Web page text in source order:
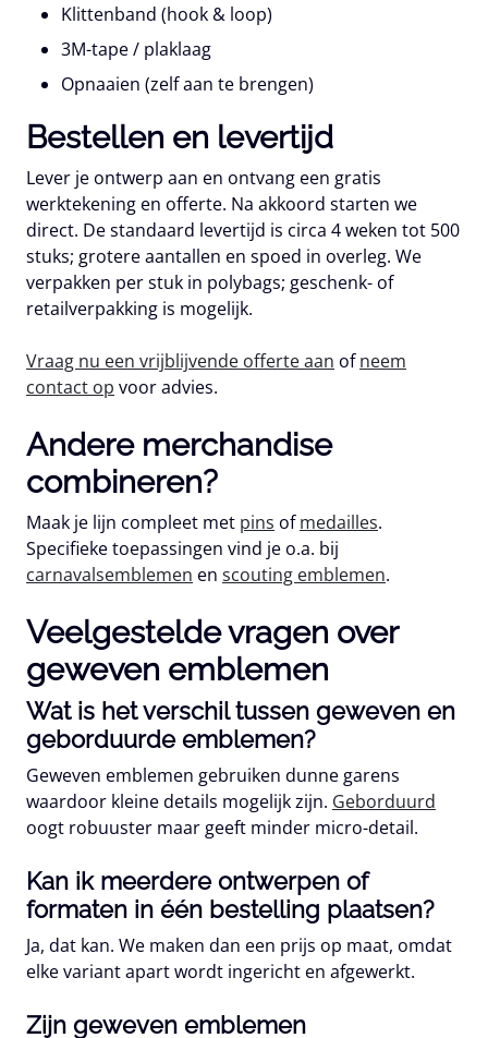
Klittenband (hook & loop)
3M-tape / plaklaag
Opnaaien (zelf aan te brengen)
Bestellen en levertijd
Lever je ontwerp aan en ontvang een gratis
werktekening en offerte. Na akkoord starten we
direct. De standaard levertijd is circa 4 weken tot 500
stuks; grotere aantallen en spoed in overleg. We
verpakken per stuk in polybags; geschenk- of
retailverpakking is mogelijk.
Vraag nu een vrijblijvende offerte aan ofneem
contact op voor advies.
Andere merchandise
combineren?
Maak je lijn compleet met pins ofmedailles.
Specifieke toepassingen vind je o.a. bij
carnavalsemblemen en scouting emblemen.
Veelgestelde vragen over
geweven emblemen
Wat is het verschil tussen geweven en
geborduurde emblemen?
Geweven emblemen gebruiken dunne garens
waardoor kleine details mogelijk zijn. Geborduurd
oogt robuuster maar geeft minder micro-detail.
Kan ik meerdere ontwerpen of
formaten in één bestelling plaatsen?
Ja, dat kan. We maken dan een prijs op maat, omdat
elke variant apart wordt ingericht en afgewerkt.
Zijn geweven emblemen